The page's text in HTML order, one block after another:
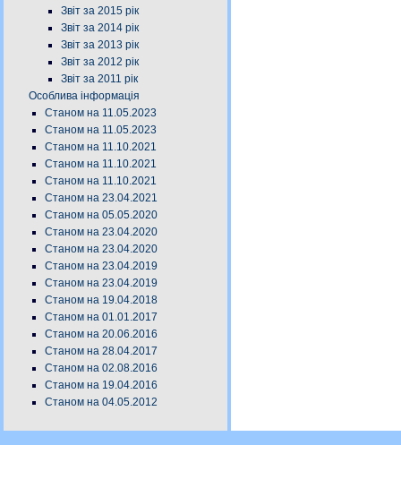
Звіт за 2015 рік
Звіт за 2014 рік
Звіт за 2013 рік
Звіт за 2012 рік
Звіт за 2011 рік
Особлива інформація
Станом на 11.05.2023
Станом на 11.05.2023
Станом на 11.10.2021
Станом на 11.10.2021
Станом на 11.10.2021
Станом на 23.04.2021
Станом на 05.05.2020
Станом на 23.04.2020
Станом на 23.04.2020
Станом на 23.04.2019
Станом на 23.04.2019
Станом на 19.04.2018
Станом на 01.01.2017
Станом на 20.06.2016
Станом на 28.04.2017
Станом на 02.08.2016
Станом на 19.04.2016
Станом на 04.05.2012